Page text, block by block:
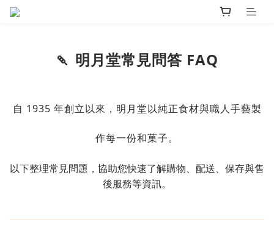
🍡 明月堂常見問答 FAQ
自 1935 年創立以來，明月堂以純正食材與職人手藝製
作每一份和菓子。
以下整理常見問題，協助您快速了解購物、配送、保存與售
後服務等資訊。